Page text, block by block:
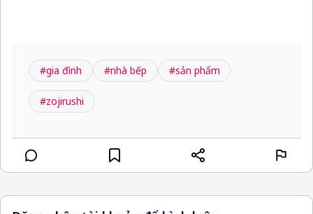
#gia đình #nhà bếp #sản phẩm
#zojirushi